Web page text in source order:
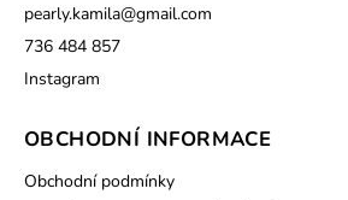
pearly.kamila@gmail.com
736 484 857
Instagram
OBCHODNÍ INFORMACE
Obchodní podmínky